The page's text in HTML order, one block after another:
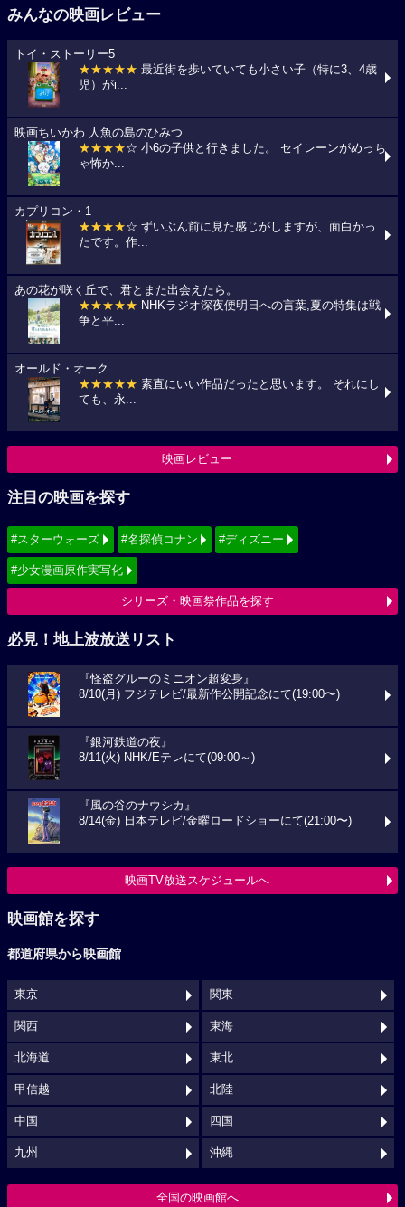
みんなの映画レビュー
トイ・ストーリー5
★★★★★ 最近街を歩いていても小さい子（特に3、4歳
児）がi...
映画ちいかわ 人魚の島のひみつ
★★★★☆ 小6の子供と行きました。 セイレーンがめっち
ゃ怖か...
カプリコン・1
★★★★☆ ずいぶん前に見た感じがしますが、面白かっ
たです。作...
あの花が咲く丘で、君とまた出会えたら。
★★★★★ NHKラジオ深夜便明日への言葉,夏の特集は戦
争と平...
オールド・オーク
★★★★★ 素直にいい作品だったと思います。 それにし
ても、永...
映画レビュー
注目の映画を探す
#スターウォーズ #名探偵コナン #ディズニー
#少女漫画原作実写化
シリーズ・映画祭作品を探す
必見！地上波放送リスト
『怪盗グルーのミニオン超変身』
8/10(月) フジテレビ/最新作公開記念にて(19:00〜)
『銀河鉄道の夜』
8/11(火) NHK/Eテレにて(09:00～)
『風の谷のナウシカ』
8/14(金) 日本テレビ/金曜ロードショーにて(21:00〜)
映画TV放送スケジュールへ
映画館を探す
都道府県から映画館
東京 関東
関西 東海
北海道 東北
甲信越 北陸
中国 四国
九州 沖縄
全国の映画館へ